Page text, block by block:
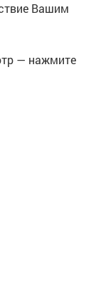
Вашим
— нажмите